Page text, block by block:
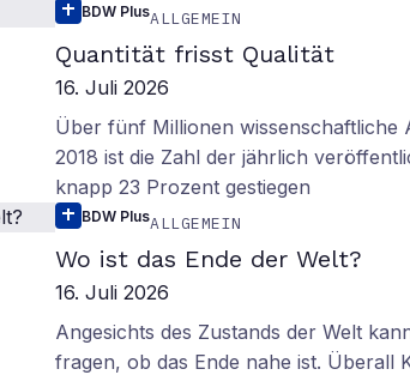
BDW PlusALLGEMEIN
Quantität frisst Qualität
16. Juli 2026
Über fünf Millionen
2018 ist die Zahl der jährlich
knapp 23 Prozent gestiegen
BDW PlusALLGEMEIN
Wo ist das Ende der Welt?
16. Juli 2026
Angesichts des Zustands der Welt
fragen, ob das Ende nahe ist. Überall